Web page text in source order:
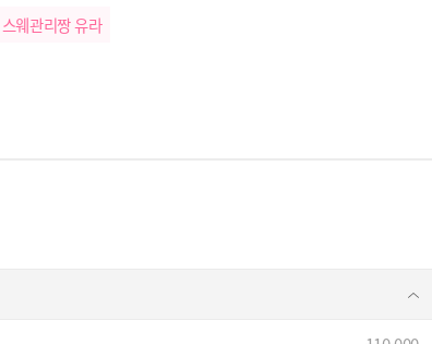
스웨관리짱 유라